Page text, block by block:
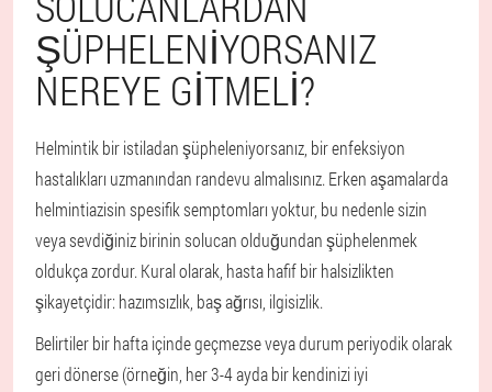
ŞÜPHELENIYORSANIZ
NEREYE GITMELI?
Helmintik bir istiladan şüpheleniyorsanız, bir enfeksiyon
hastalıkları uzmanından randevu almalısınız. Erken aşamalarda
helmintiazisin spesifik semptomları yoktur, bu nedenle sizin
veya sevdiğiniz birinin solucan olduğundan şüphelenmek
oldukça zordur. Kural olarak, hasta hafif bir halsizlikten
şikayetçidir: hazımsızlık, baş ağrısı, ilgisizlik.
Belirtiler bir hafta içinde geçmezse veya durum periyodik olarak
geri dönerse (örneğin, her 3-4 ayda bir kendinizi iyi